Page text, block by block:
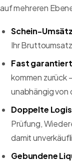
auf mehreren
Schein-
Ihr
Fast
kommen zurück
unabhängig
Doppelte
Prüfung,
damit
Gebundene